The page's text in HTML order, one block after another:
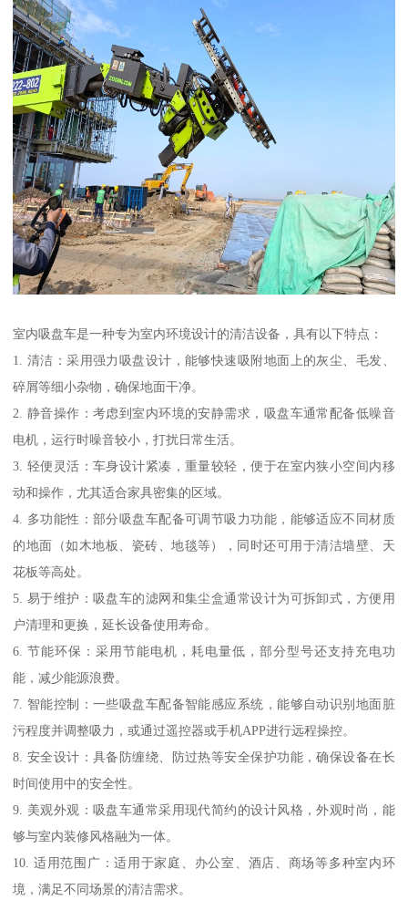
室内吸盘车是一种专为室内环境设计的清洁设备，具有以下特点：
1. 清洁：采用强力吸盘设计，能够快速吸附地面上的灰尘、毛发、
碎屑等细小杂物，确保地面干净。
2. 静音操作：考虑到室内环境的安静需求，吸盘车通常配备低噪音
电机，运行时噪音较小，打扰日常生活。
3. 轻便灵活：车身设计紧凑，重量较轻，便于在室内狭小空间内移
动和操作，尤其适合家具密集的区域。
4. 多功能性：部分吸盘车配备可调节吸力功能，能够适应不同材质
的地面（如木地板、瓷砖、地毯等），同时还可用于清洁墙壁、天
花板等高处。
5. 易于维护：吸盘车的滤网和集尘盒通常设计为可拆卸式，方便用
户清理和更换，延长设备使用寿命。
6. 节能环保：采用节能电机，耗电量低，部分型号还支持充电功
能，减少能源浪费。
7. 智能控制：一些吸盘车配备智能感应系统，能够自动识别地面脏
污程度并调整吸力，或通过遥控器或手机APP进行远程操控。
8. 安全设计：具备防缠绕、防过热等安全保护功能，确保设备在长
时间使用中的安全性。
9. 美观外观：吸盘车通常采用现代简约的设计风格，外观时尚，能
够与室内装修风格融为一体。
10. 适用范围广：适用于家庭、办公室、酒店、商场等多种室内环
境，满足不同场景的清洁需求。